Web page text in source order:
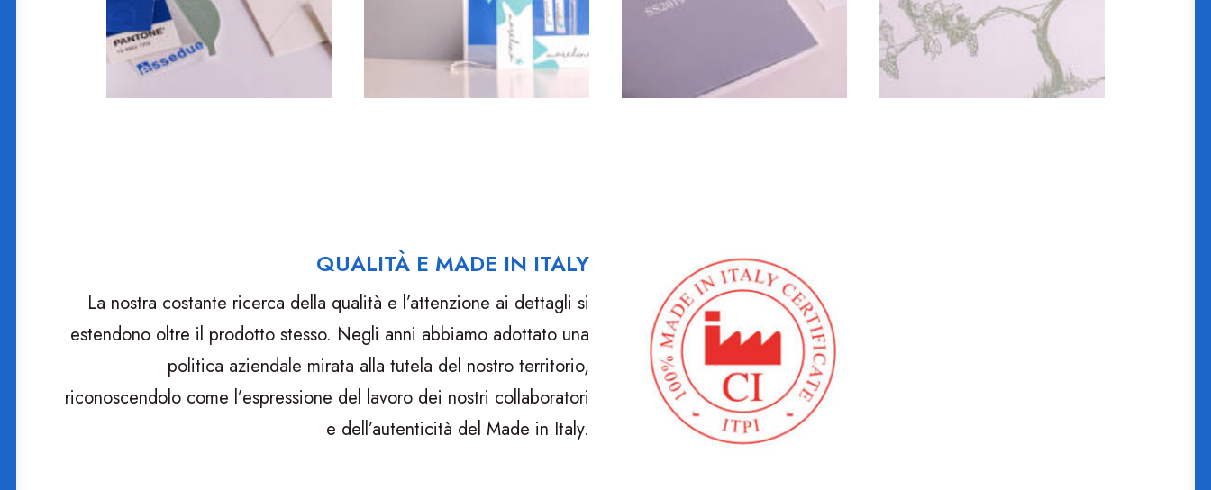
QUALITÀ E MADE IN ITALY
La nostra costante ricerca della qualità e l’attenzione ai dettagli si
estendono oltre il prodotto stesso. Negli anni abbiamo adottato una
politica aziendale mirata alla tutela del nostro territorio,
riconoscendolo come l’espressione del lavoro dei nostri collaboratori
e dell’autenticità del Made in Italy.